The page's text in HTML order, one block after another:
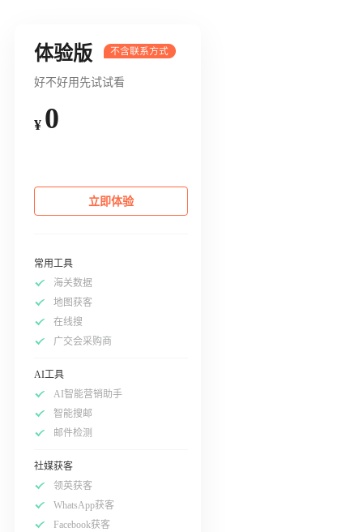
体验版
好不好用先试试看
¥ 0
立即体验
常用工具
海关数据
地图获客
在线搜
广交会采购商
AI工具
AI智能营销助手
智能搜邮
邮件检测
社媒获客
领英获客
WhatsApp获客
Facebook获客